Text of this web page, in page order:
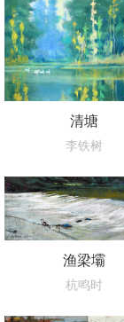
清塘
李铁树
渔梁壩
杭鸣时